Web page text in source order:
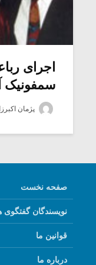
اجرای
سمفونیک
پژمان
صفحه نخست
نویسندگان گفتگوی
قوانین ما
درباره ما